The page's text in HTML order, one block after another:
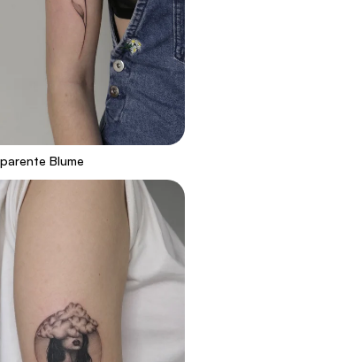
Blume